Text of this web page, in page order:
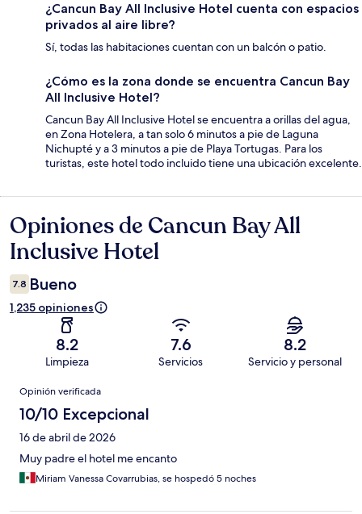
¿Cancun Bay All Inclusive Hotel cuenta con espacios
privados al aire libre?
Sí, todas las habitaciones cuentan con un balcón o patio.
¿Cómo es la zona donde se encuentra Cancun Bay
All Inclusive Hotel?
Cancun Bay All Inclusive Hotel se encuentra a orillas del agua,
en Zona Hotelera, a tan solo 6 minutos a pie de Laguna
Nichupté y a 3 minutos a pie de Playa Tortugas. Para los
turistas, este hotel todo incluido tiene una ubicación excelente.
Opiniones
Opiniones de Cancun Bay All
Inclusive Hotel
7.8 Bueno
1,235 opiniones
8.2
Limpieza
7.6
Servicios
8.2
Servicio y personal
Opiniones
Opinión verificada
10/10 Excepcional
16 de abril de 2026
Muy padre el hotel me encanto
Miriam Vanessa Covarrubias, se hospedó 5 noches